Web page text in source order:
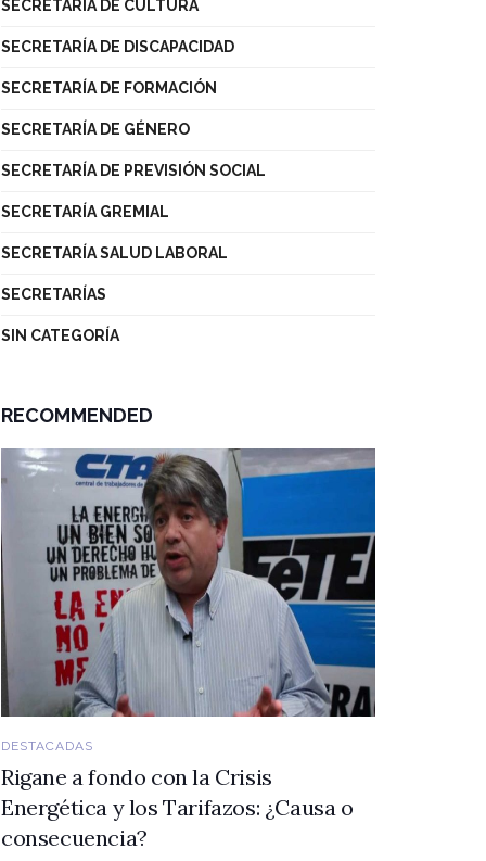
SECRETARÍA DE CULTURA
SECRETARÍA DE DISCAPACIDAD
SECRETARÍA DE FORMACIÓN
SECRETARÍA DE GÉNERO
SECRETARÍA DE PREVISIÓN SOCIAL
SECRETARÍA GREMIAL
SECRETARÍA SALUD LABORAL
SECRETARÍAS
SIN CATEGORÍA
RECOMMENDED
DESTACADAS
Rigane a fondo con la Crisis
Energética y los Tarifazos: ¿Causa o
consecuencia?